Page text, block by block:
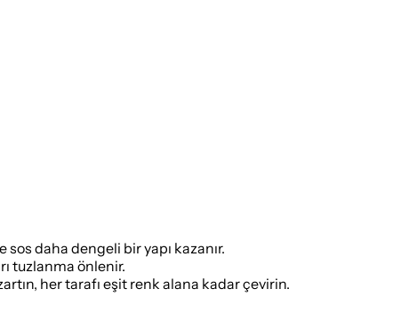
daha dengeli bir yapı kazanır.
tuzlanma önlenir.
her tarafı eşit renk alana kadar çevirin.